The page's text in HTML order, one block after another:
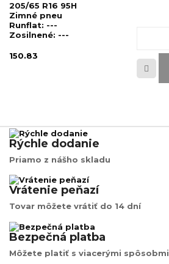
205/65 R16 95H
Zimné pneu
Runflat: ---
Zosilnené: ---
150.83
Rýchle dodanie
Priamo z nášho skladu
Vrátenie peňazí
Tovar môžete vrátiť do 14 dní
Bezpečná platba
Môžete platiť s viacerými spôsobmi